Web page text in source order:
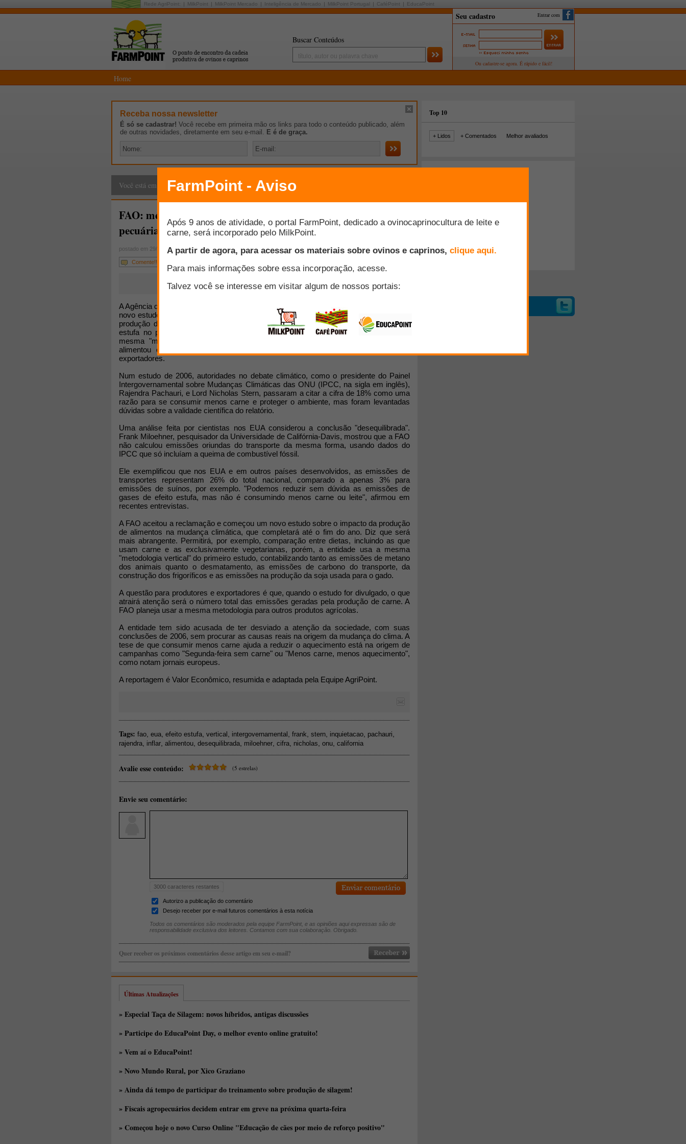
Rede AgriPoint: MilkPoint MilkPoint Mercado Inteligência de Mercado MilkPoint Portugal CaféPoint EducaPoint
Buscar Conteúdos
Entrar com
Home
Receba nossa newsletter
É só se cadastrar! Você recebe em primeira mão os links para todo o conteúdo publicado, além
de outras novidades, diretamente em seu e-mail. E é de graça.
Você está em: Cadeia Produtiva>Giro de Notícias
FAO: método polêmico para avaliar impacto da
pecuária
postado em 29/03/2010
Comente!!!
A Agência das Nações Unidas para a Agricultura e Alimentação (FAO) está usando, em
novo estudo sobre o efeito da pecuária no clima, a mesma metodologia que apontou a
produção de carnes como responsável por 18% das emissões de gases de efeito
estufa no planeta, mais do que o setor de transportes, apurou o Valor. Usando a
mesma "metodologia vertical", o estudo tende a inflar de novo o resultado que
alimentou campanhas contra o consumo de carnes, causando inquietação nos
exportadores.
Num estudo de 2006, autoridades no debate climático, como o presidente do Painel
Intergovernamental sobre Mudanças Climáticas das ONU (IPCC, na sigla em inglês),
Rajendra Pachauri, e Lord Nicholas Stern, passaram a citar a cifra de 18% como uma
razão para se consumir menos carne e proteger o ambiente, mas foram levantadas
dúvidas sobre a validade científica do relatório.
Uma análise feita por cientistas nos EUA considerou a conclusão "desequilibrada".
Frank Miloehner, pesquisador da Universidade de Califórnia-Davis, mostrou que a FAO
não calculou emissões oriundas do transporte da mesma forma, usando dados do
IPCC que só incluíam a queima de combustível fóssil.
Ele exemplificou que nos EUA e em outros países desenvolvidos, as emissões de
transportes representam 26% do total nacional, comparado a apenas 3% para
emissões de suínos, por exemplo. "Podemos reduzir sem dúvida as emissões de
gases de efeito estufa, mas não é consumindo menos carne ou leite", afirmou em
recentes entrevistas.
A FAO aceitou a reclamação e começou um novo estudo sobre o impacto da produção
de alimentos na mudança climática, que completará até o fim do ano. Diz que será
mais abrangente. Permitirá, por exemplo, comparação entre dietas, incluindo as que
usam carne e as exclusivamente vegetarianas, porém, a entidade usa a mesma
"metodologia vertical" do primeiro estudo, contabilizando tanto as emissões de metano
dos animais quanto o desmatamento, as emissões de carbono do transporte, da
construção dos frigoríficos e as emissões na produção da soja usada para o gado.
A questão para produtores e exportadores é que, quando o estudo for divulgado, o que
atrairá atenção será o número total das emissões geradas pela produção de carne. A
FAO planeja usar a mesma metodologia para outros produtos agrícolas.
A entidade tem sido acusada de ter desviado a atenção da sociedade, com suas
conclusões de 2006, sem procurar as causas reais na origem da mudança do clima. A
tese de que consumir menos carne ajuda a reduzir o aquecimento está na origem de
campanhas como "Segunda-feira sem carne" ou "Menos carne, menos aquecimento",
como notam jornais europeus.
A reportagem é Valor Econômico, resumida e adaptada pela Equipe AgriPoint.
Tags: fao eua efeito estufa vertical intergovernamental frank stern inquietacao pachauri
rajendra inflar alimentou desequilibrada miloehner cifra nicholas onu california
Avalie esse conteúdo: (5 estrelas)
Envie seu comentário:
3000 caracteres restantes
Autorizo a publicação do comentário
Desejo receber por e-mail futuros comentários à esta notícia
Todos os comentários são moderados pela equipe FarmPoint, e as opiniões aqui expressas são de
responsabilidade exclusiva dos leitores. Contamos com sua colaboração. Obrigado.
Quer receber os próximos comentários desse artigo em seu e-mail?
Últimas Atualizações
» Especial Taça de Silagem: novos híbridos, antigas discussões
» Participe do EducaPoint Day, o melhor evento online gratuito!
» Vem aí o EducaPoint!
» Novo Mundo Rural, por Xico Graziano
» Ainda dá tempo de participar do treinamento sobre produção de silagem!
» Fiscais agropecuários decidem entrar em greve na próxima quarta-feira
» Começou hoje o novo Curso Online "Educação de cães por meio de reforço positivo"
Top 10
+ Lidos + Comentados Melhor avaliados